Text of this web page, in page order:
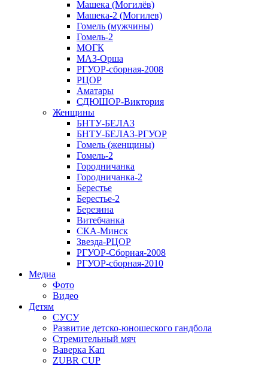
Машека (Могилёв)
Машека-2 (Могилев)
Гомель (мужчины)
Гомель-2
МОГК
МАЗ-Орша
РГУОР-сборная-2008
РЦОР
Аматары
СДЮШОР-Виктория
Женщины
БНТУ-БЕЛАЗ
БНТУ-БЕЛАЗ-РГУОР
Гомель (женщины)
Гомель-2
Городничанка
Городничанка-2
Берестье
Берестье-2
Березина
Витебчанка
СКА-Минск
Звезда-РЦОР
РГУОР-Сборная-2008
РГУОР-сборная-2010
Медиа
Фото
Видео
Детям
СУСУ
Развитие детско-юношеского гандбола
Стремительный мяч
Ваверка Кап
ZUBR CUP